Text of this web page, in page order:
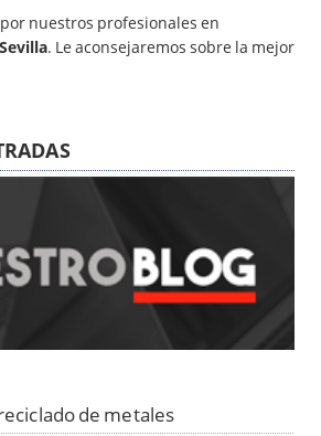
nuestros profesionales en
. Le aconsejaremos sobre la mejor
de metales